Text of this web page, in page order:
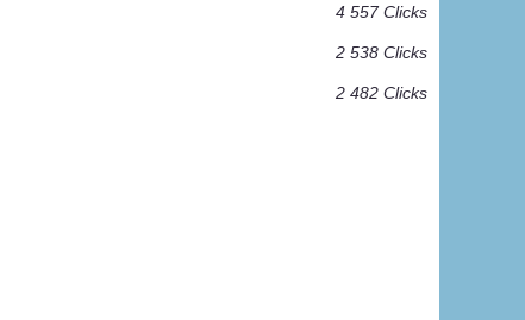
4 557 Clicks
2 538 Clicks
2 482 Clicks